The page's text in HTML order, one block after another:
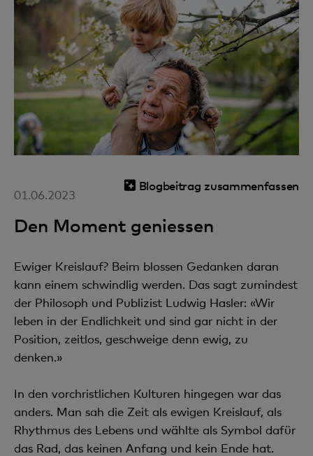
Blogbeitrag zusammenfassen
01.06.2023
Den Moment geniessen
Ewiger Kreislauf? Beim blossen Gedanken daran
kann einem schwindlig werden. Das sagt zumindest
der Philosoph und Publizist Ludwig Hasler: «Wir
leben in der Endlichkeit und sind gar nicht in der
Position, zeitlos, geschweige denn ewig, zu
denken.»
In den vorchristlichen Kulturen hingegen war das
anders. Man sah die Zeit als ewigen Kreislauf, als
Rhythmus des Lebens und wählte als Symbol dafür
das Rad, das keinen Anfang und kein Ende hat.